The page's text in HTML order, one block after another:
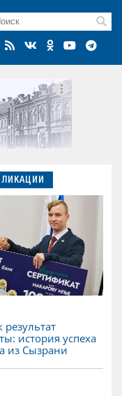
история успеха
из Сызрани